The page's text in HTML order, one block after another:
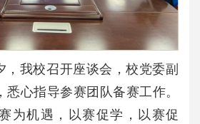
，我校召开座谈会，校党委副
心指导参赛团队备赛工作。
为机遇，以赛促学，以赛促